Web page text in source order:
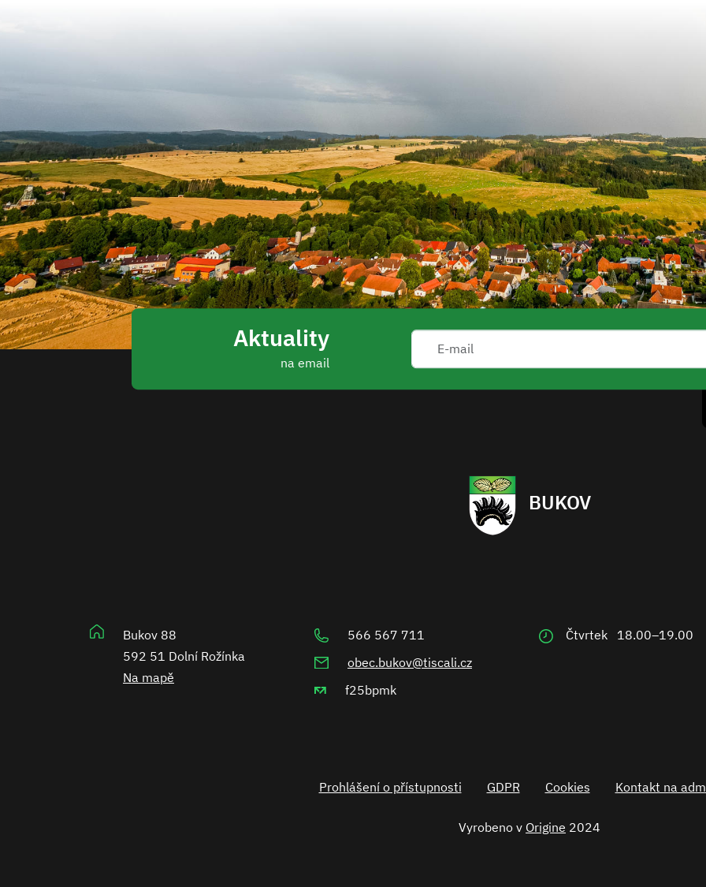
Aktuality
na email
BUKOV
Bukov 88
592 51 Dolní Rožínka
Na mapě
566 567 711
obec.bukov@tiscali.cz
f25bpmk
Čtvrtek 18.00–19.00
Prohlášení o přístupnosti GDPR Cookies Kontakt na
Vyrobeno v Origine 2024